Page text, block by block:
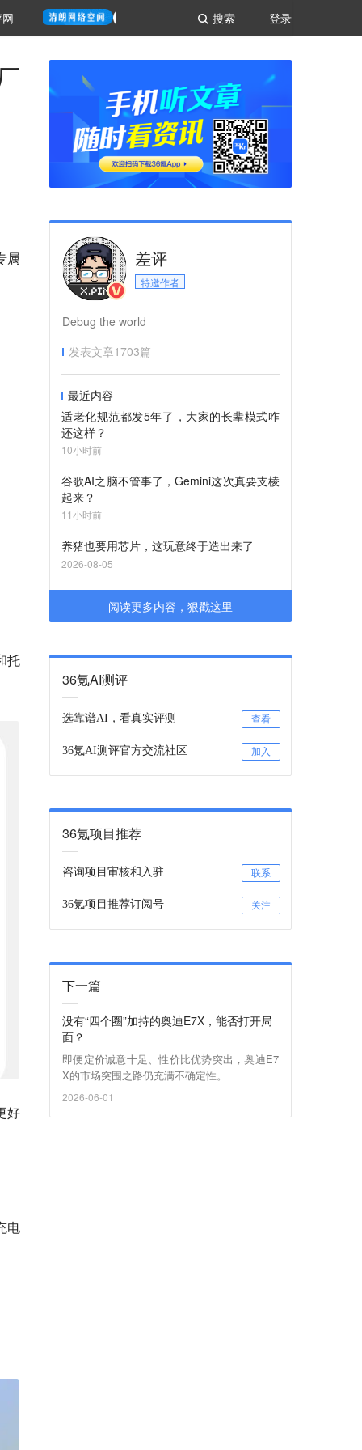
登录
搜索
属
托
好
电
差评
特邀作者
Debug the world
发表文章1703篇
最近内容
适老化规范都发5年了，大家的长辈模式咋
还这样？
10小时前
谷歌AI之脑不管事了，Gemini这次真要支棱
起来？
11小时前
养猪也要用芯片，这玩意终于造出来了
2026-08-05
阅读更多内容，狠戳这里
36氪AI测评
选靠谱AI，看真实评测 查看
36氪AI测评官方交流社区 加入
36氪项目推荐
咨询项目审核和入驻 联系
36氪项目推荐订阅号 关注
下一篇
没有“四个圈”加持的奥迪E7X，能否打开局
面？
即便定价诚意十足、性价比优势突出，奥迪E7
X的市场突围之路仍充满不确定性。
2026-06-01